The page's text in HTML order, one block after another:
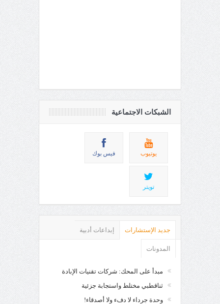
الشبكات الاجتماعية
يوتيوب فيس بوك
تويتر
جديد الإستشارات إبداعات أدبية
المدونات
مبدأ على المحك: شركات تقنيات الإبادة
ثناقطبي مختلط واستجابة جزئية
وحدة جرداء لا دفء ولا أصدقاء!